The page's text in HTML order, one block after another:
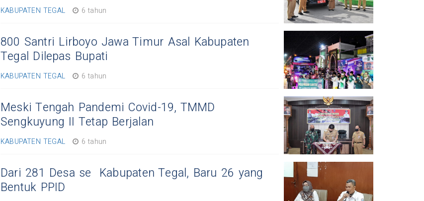
KABUPATEN TEGAL 6 tahun
800 Santri Lirboyo Jawa Timur Asal Kabupaten
Tegal Dilepas Bupati
KABUPATEN TEGAL 6 tahun
Meski Tengah Pandemi Covid-19, TMMD
Sengkuyung II Tetap Berjalan
KABUPATEN TEGAL 6 tahun
Dari 281 Desa se Kabupaten Tegal, Baru 26 yang
Bentuk PPID